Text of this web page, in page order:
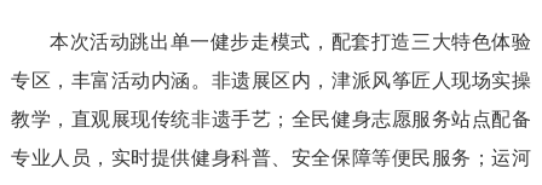
本次活动跳出单一健步走模式，配套打造三大特色体验
专区，丰富活动内涵。非遗展区内，津派风筝匠人现场实操
教学，直观展现传统非遗手艺；全民健身志愿服务站点配备
专业人员，实时提供健身科普、安全保障等便民服务；运河